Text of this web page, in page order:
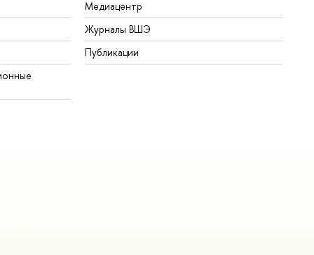
Медиацентр
Журналы ВШЭ
Публикации